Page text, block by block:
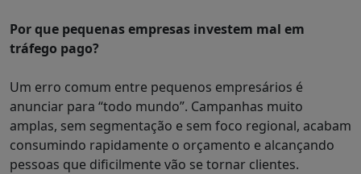
Por que pequenas empresas investem mal em
tráfego pago?
Um erro comum entre pequenos empresários é
anunciar para “todo mundo”. Campanhas muito
amplas, sem segmentação e sem foco regional, acabam
consumindo rapidamente o orçamento e alcançando
pessoas que dificilmente vão se tornar clientes.